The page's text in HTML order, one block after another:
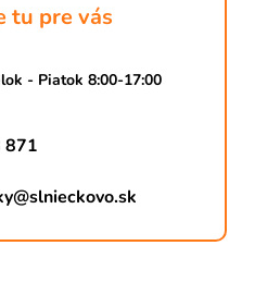
tu pre vás
- Piatok 8:00-17:00
871
@slnieckovo.sk